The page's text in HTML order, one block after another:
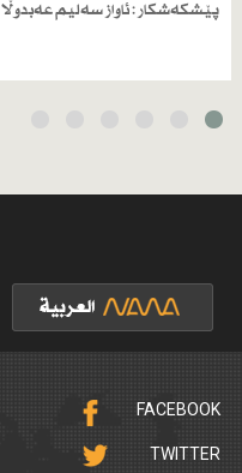
پێشکەشکار : ئاواز سەلیم عەبدوڵا
FACEBOOK
TWITTER